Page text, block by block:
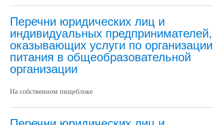
Перечни юридических лиц и
индивидуальных предпринимателей,
оказывающих услуги по организации
питания в общеобразовательной
организации
На собственном пищеблоке